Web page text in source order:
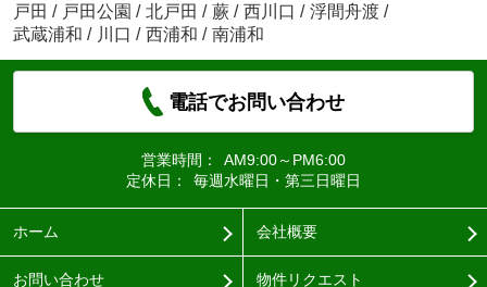
戸田 / 戸田公園 / 北戸田 / 蕨 / 西川口 / 浮間舟渡 /
武蔵浦和 / 川口 / 西浦和 / 南浦和
電話でお問い合わせ
営業時間：
AM9:00～PM6:00
定休日：
毎週水曜日・第三日曜日
ホーム 会社概要
お問い合わせ 物件リクエスト